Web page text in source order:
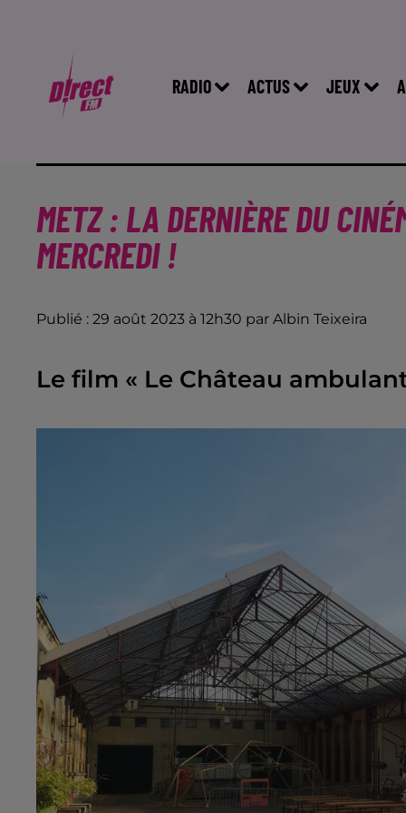
RADIO ACTUS JEUX
METZ : LA DERNIÈRE DU
MERCREDI !
Publié : 29 août 2023 à 12h30 par Albin Teixeira
Le film « Le Château